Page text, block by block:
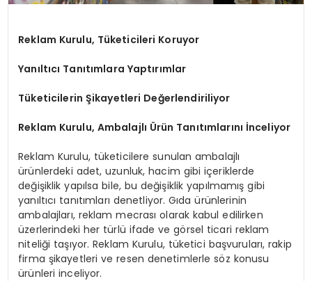
Reklam Kurulu, Tüketicileri Koruyor
Yanıltıcı Tanıtımlara Yaptırımlar
Tüketicilerin Şikayetleri Değerlendiriliyor
Reklam Kurulu, Ambalajlı Ürün Tanıtımlarını İnceliyor
Reklam Kurulu, tüketicilere sunulan ambalajlı
ürünlerdeki adet, uzunluk, hacim gibi içeriklerde
değişiklik yapılsa bile, bu değişiklik yapılmamış gibi
yanıltıcı tanıtımları denetliyor. Gıda ürünlerinin
ambalajları, reklam mecrası olarak kabul edilirken
üzerlerindeki her türlü ifade ve görsel ticari reklam
niteliği taşıyor. Reklam Kurulu, tüketici başvuruları, rakip
firma şikayetleri ve resen denetimlerle söz konusu
ürünleri inceliyor.